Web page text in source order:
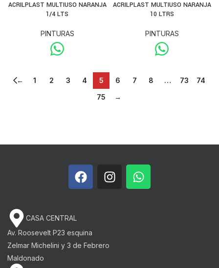
ACRILPLAST MULTIUSO NARANJA
1/4 LTS
PINTURAS
ACRILPLAST MULTIUSO NARANJA
10 LTRS
PINTURAS
← 1 2 3 4 5 6 7 8 … 73
74
75
→
CASA CENTRAL
Av. Roosevelt P23 esquina
Zelmar Michelini y 3 de Febrero​
Maldonado